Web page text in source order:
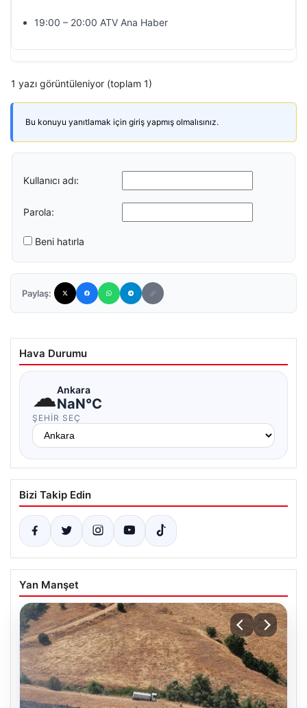
19:00 – 20:00 ATV Ana Haber
1 yazı görüntüleniyor (toplam 1)
Bu konuyu yanıtlamak için giriş yapmış olmalısınız.
Kullanıcı adı:
Parola:
Beni hatırla
Paylaş:
Hava Durumu
☁Ankara
NaN°C
ŞEHIR SEÇ
Bizi Takip Edin
Yan Manşet